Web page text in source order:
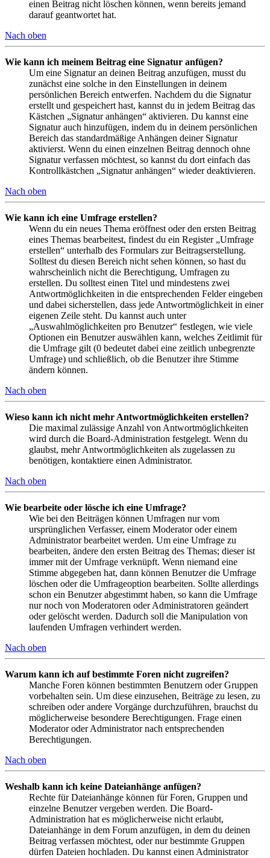
einen Beitrag nicht löschen können, wenn bereits jemand
darauf geantwortet hat.
Nach oben
Wie kann ich meinem Beitrag eine Signatur anfügen?
Um eine Signatur an deinen Beitrag anzufügen, musst du
zunächst eine solche in den Einstellungen in deinem
persönlichen Bereich entwerfen. Nachdem du die Signatur
erstellt und gespeichert hast, kannst du in jedem Beitrag das
Kästchen „Signatur anhängen“ aktivieren. Du kannst eine
Signatur auch hinzufügen, indem du in deinem persönlichen
Bereich das standardmäßige Anhängen deiner Signatur
aktivierst. Wenn du einen einzelnen Beitrag dennoch ohne
Signatur verfassen möchtest, so kannst du dort einfach das
Kontrollkästchen „Signatur anhängen“ wieder deaktivieren.
Nach oben
Wie kann ich eine Umfrage erstellen?
Wenn du ein neues Thema eröffnest oder den ersten Beitrag
eines Themas bearbeitest, findest du ein Register „Umfrage
erstellen“ unterhalb des Formulars zur Beitragserstellung.
Solltest du diesen Bereich nicht sehen können, so hast du
wahrscheinlich nicht die Berechtigung, Umfragen zu
erstellen. Du solltest einen Titel und mindestens zwei
Antwortmöglichkeiten in die entsprechenden Felder eingeben
und dabei sicherstellen, dass jede Antwortmöglichkeit in einer
eigenen Zeile steht. Du kannst auch unter
„Auswahlmöglichkeiten pro Benutzer“ festlegen, wie viele
Optionen ein Benutzer auswählen kann, welches Zeitlimit für
die Umfrage gilt (0 bedeutet dabei eine zeitlich unbegrenzte
Umfrage) und schließlich, ob die Benutzer ihre Stimme
ändern können.
Nach oben
Wieso kann ich nicht mehr Antwortmöglichkeiten erstellen?
Die maximal zulässige Anzahl von Antwortmöglichkeiten
wird durch die Board-Administration festgelegt. Wenn du
glaubst, mehr Antwortmöglichkeiten als zugelassen zu
benötigen, kontaktiere einen Administrator.
Nach oben
Wie bearbeite oder lösche ich eine Umfrage?
Wie bei den Beiträgen können Umfragen nur vom
ursprünglichen Verfasser, einem Moderator oder einem
Administrator bearbeitet werden. Um eine Umfrage zu
bearbeiten, ändere den ersten Beitrag des Themas; dieser ist
immer mit der Umfrage verknüpft. Wenn niemand eine
Stimme abgegeben hat, dann können Benutzer die Umfrage
löschen oder die Umfrageoption bearbeiten. Sollte allerdings
schon ein Benutzer abgestimmt haben, so kann die Umfrage
nur noch von Moderatoren oder Administratoren geändert
oder gelöscht werden. Dadurch soll die Manipulation von
laufenden Umfragen verhindert werden.
Nach oben
Warum kann ich auf bestimmte Foren nicht zugreifen?
Manche Foren können bestimmten Benutzern oder Gruppen
vorbehalten sein. Um diese einzusehen, Beiträge zu lesen, zu
schreiben oder andere Vorgänge durchzuführen, brauchst du
möglicherweise besondere Berechtigungen. Frage einen
Moderator oder Administrator nach entsprechenden
Berechtigungen.
Nach oben
Weshalb kann ich keine Dateianhänge anfügen?
Rechte für Dateianhänge können für Foren, Gruppen und
einzelne Benutzer vergeben werden. Die Board-
Administration hat es möglicherweise nicht erlaubt,
Dateianhänge in dem Forum anzufügen, in dem du deinen
Beitrag verfassen möchtest, oder nur bestimmte Gruppen
dürfen Dateien hochladen. Du kannst einen Administrator